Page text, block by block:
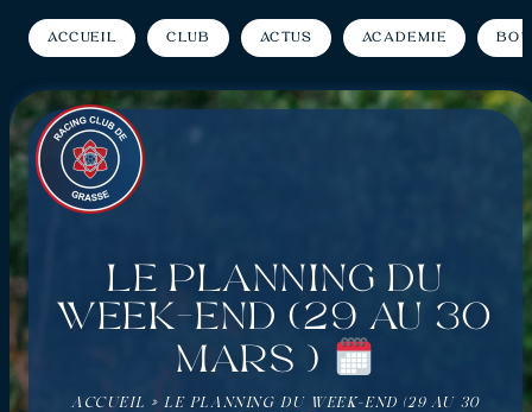
Accueil Club Actus Académie
Le planning du
week-end (29 au 30
mars )
ACCUEIL »LE PLANNING DU WEEK-END (29 AU 30